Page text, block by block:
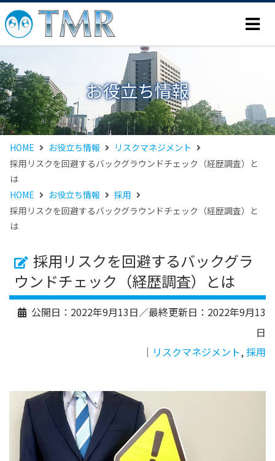
お役立ち情報
HOME お役立ち情報
リスクマネジメント
採用リスクを回避するバックグラウンドチェック（経歴調査）と
は
HOME
お役立ち情報
採用
採用リスクを回避するバックグラウンドチェック（経歴調査）と
は
採用リスクを回避するバックグラ
ウンドチェック（経歴調査）とは
公開日： 2022年9月13日／最終更新日： 2022年9月13
日
｜ リスクマネジメント,採用